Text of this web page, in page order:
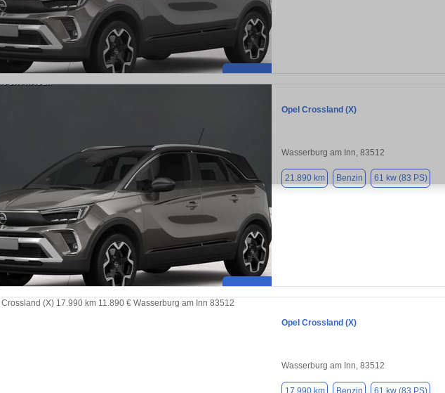
Opel Crossland (X)
Wasserburg am Inn, 83512
21.890 km Benzin 61 kw (83 PS)
Opel Crossland (X)
Wasserburg am Inn, 83512